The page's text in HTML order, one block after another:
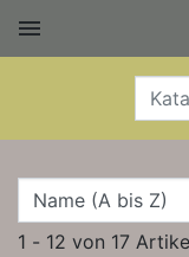

1 - 12 von 17